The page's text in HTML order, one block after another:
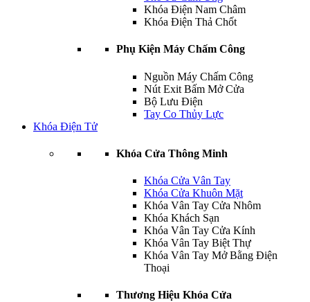
Khóa Điện Nam Châm
Khóa Điện Thả Chốt
Phụ Kiện Máy Chấm Công
Nguồn Máy Chấm Công
Nút Exit Bấm Mở Cửa
Bộ Lưu Điện
Tay Co Thủy Lực
Khóa Điện Tử
Khóa Cửa Thông Minh
Khóa Cửa Vân Tay
Khóa Cửa Khuôn Mặt
Khóa Vân Tay Cửa Nhôm
Khóa Khách Sạn
Khóa Vân Tay Cửa Kính
Khóa Vân Tay Biệt Thự
Khóa Vân Tay Mở Bằng Điện
Thoại
Thương Hiệu Khóa Cửa